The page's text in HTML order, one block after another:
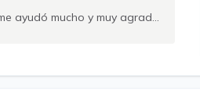
mucho y muy agradable la doctora